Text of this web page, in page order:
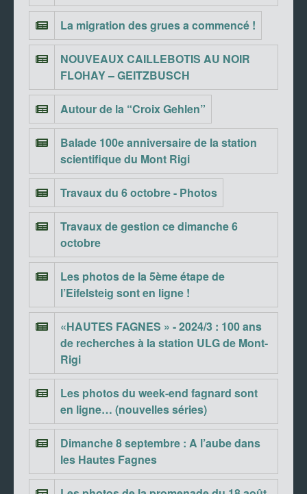
La migration des grues a commencé !
NOUVEAUX CAILLEBOTIS AU NOIR
FLOHAY – GEITZBUSCH
Autour de la “Croix Gehlen”
Balade 100e anniversaire de la station
scientifique du Mont Rigi
Travaux du 6 octobre - Photos
Travaux de gestion ce dimanche 6
octobre
Les photos de la 5ème étape de
l’Eifelsteig sont en ligne !
«HAUTES FAGNES » - 2024/3 : 100 ans
de recherches à la station ULG de Mont-
Rigi
Les photos du week-end fagnard sont
en ligne… (nouvelles séries)
Dimanche 8 septembre : A l’aube dans
les Hautes Fagnes